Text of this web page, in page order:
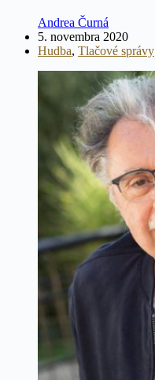
Andrea Čurná
5. novembra 2020
Hudba, Tlačové správy